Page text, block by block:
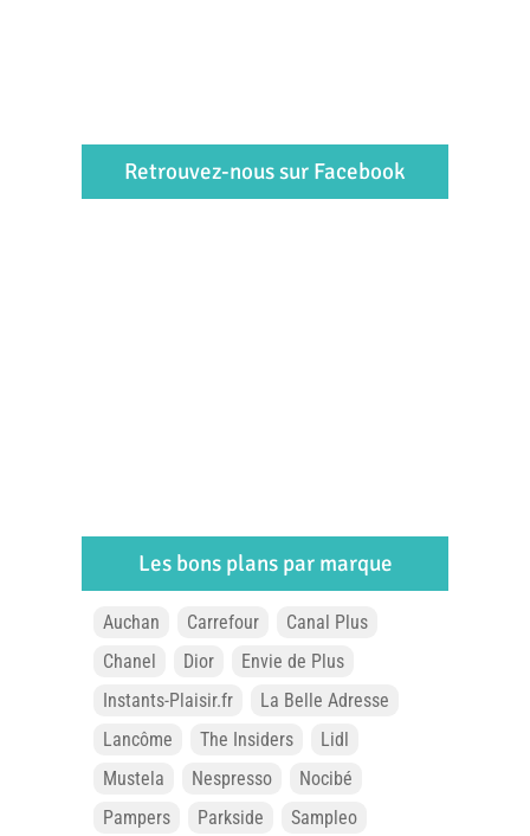
Retrouvez-nous sur Facebook
Les bons plans par marque
Auchan Carrefour
Canal Plus
Chanel
Dior
Envie de Plus
Instants-Plaisir.fr
La Belle Adresse
Lancôme
The Insiders
Lidl
Mustela
Nespresso
Nocibé
Pampers
Parkside Sampleo